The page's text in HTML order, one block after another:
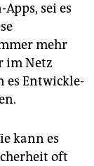
sei es
mehr
im Netz
es Ent­wick­le­
kann es
oft